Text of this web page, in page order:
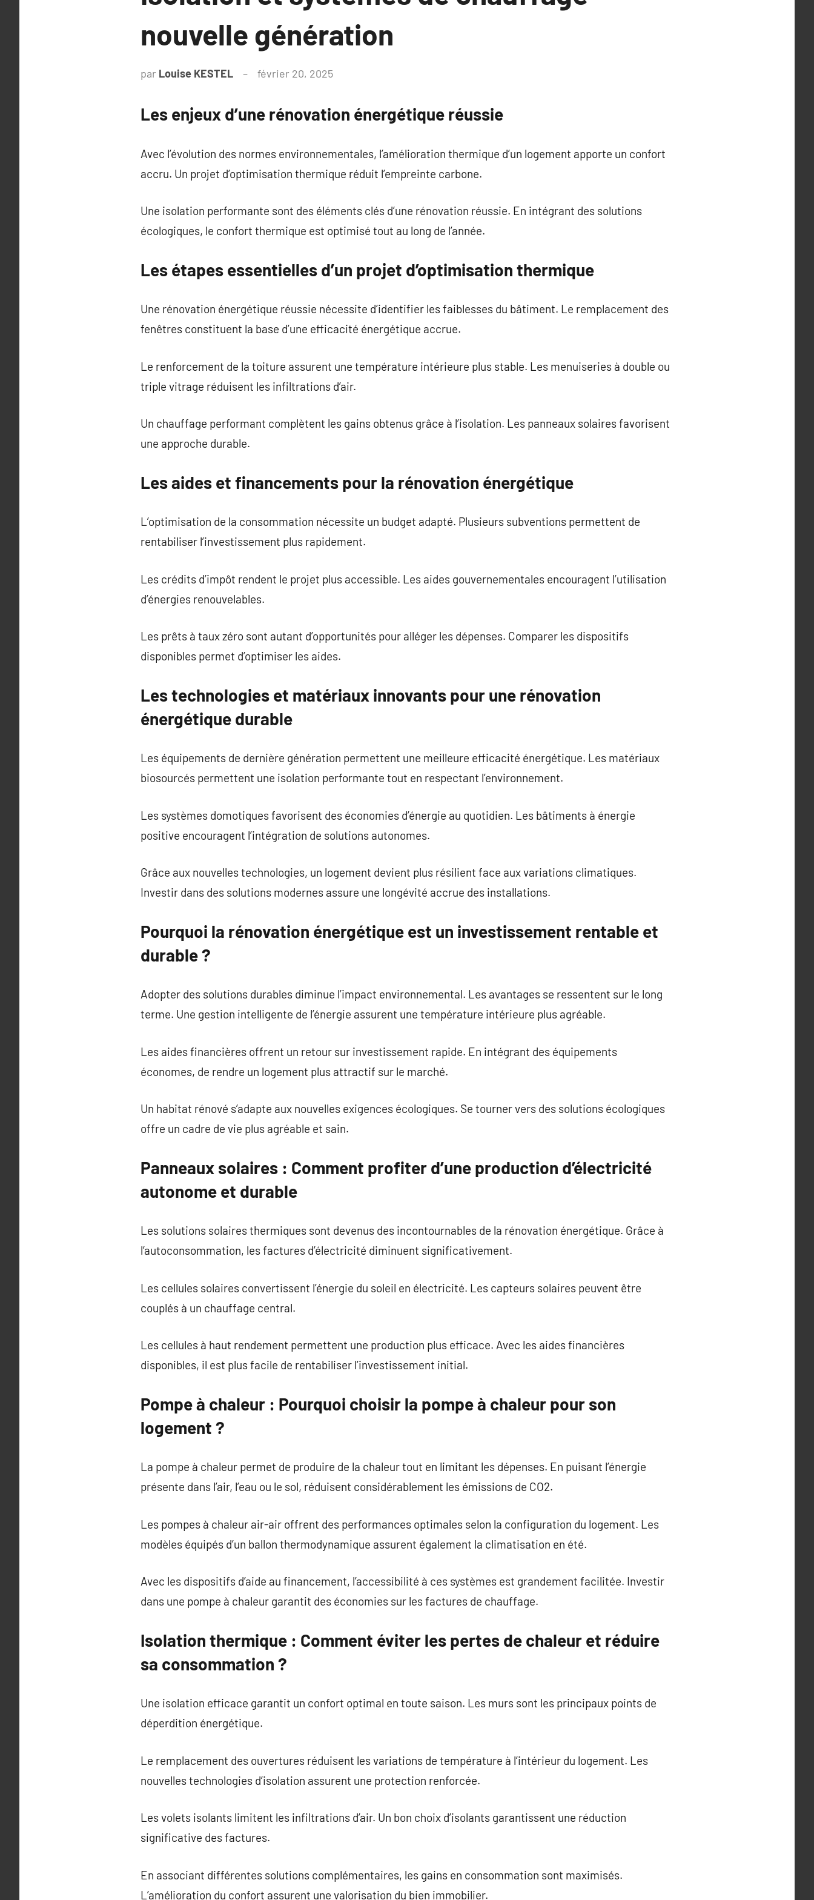
nouvelle génération
par Louise KESTEL février 20, 2025
Les enjeux d’une rénovation énergétique réussie
Avec l’évolution des normes environnementales, l’amélioration thermique d’un logement apporte un confort
accru. Un projet d’optimisation thermique réduit l’empreinte carbone.
Une isolation performante sont des éléments clés d’une rénovation réussie. En intégrant des solutions
écologiques, le confort thermique est optimisé tout au long de l’année.
Les étapes essentielles d’un projet d’optimisation thermique
Une rénovation énergétique réussie nécessite d’identifier les faiblesses du bâtiment. Le remplacement des
fenêtres constituent la base d’une efficacité énergétique accrue.
Le renforcement de la toiture assurent une température intérieure plus stable. Les menuiseries à double ou
triple vitrage réduisent les infiltrations d’air.
Un chauffage performant complètent les gains obtenus grâce à l’isolation. Les panneaux solaires favorisent
une approche durable.
Les aides et financements pour la rénovation énergétique
L’optimisation de la consommation nécessite un budget adapté. Plusieurs subventions permettent de
rentabiliser l’investissement plus rapidement.
Les crédits d’impôt rendent le projet plus accessible. Les aides gouvernementales encouragent l’utilisation
d’énergies renouvelables.
Les prêts à taux zéro sont autant d’opportunités pour alléger les dépenses. Comparer les dispositifs
disponibles permet d’optimiser les aides.
Les technologies et matériaux innovants pour une rénovation
énergétique durable
Les équipements de dernière génération permettent une meilleure efficacité énergétique. Les matériaux
biosourcés permettent une isolation performante tout en respectant l’environnement.
Les systèmes domotiques favorisent des économies d’énergie au quotidien. Les bâtiments à énergie
positive encouragent l’intégration de solutions autonomes.
Grâce aux nouvelles technologies, un logement devient plus résilient face aux variations climatiques.
Investir dans des solutions modernes assure une longévité accrue des installations.
Pourquoi la rénovation énergétique est un investissement rentable et
durable ?
Adopter des solutions durables diminue l’impact environnemental. Les avantages se ressentent sur le long
terme. Une gestion intelligente de l’énergie assurent une température intérieure plus agréable.
Les aides financières offrent un retour sur investissement rapide. En intégrant des équipements
économes, de rendre un logement plus attractif sur le marché.
Un habitat rénové s’adapte aux nouvelles exigences écologiques. Se tourner vers des solutions écologiques
offre un cadre de vie plus agréable et sain.
Panneaux solaires : Comment profiter d’une production d’électricité
autonome et durable
Les solutions solaires thermiques sont devenus des incontournables de la rénovation énergétique. Grâce à
l’autoconsommation, les factures d’électricité diminuent significativement.
Les cellules solaires convertissent l’énergie du soleil en électricité. Les capteurs solaires peuvent être
couplés à un chauffage central.
Les cellules à haut rendement permettent une production plus efficace. Avec les aides financières
disponibles, il est plus facile de rentabiliser l’investissement initial.
Pompe à chaleur : Pourquoi choisir la pompe à chaleur pour son
logement ?
La pompe à chaleur permet de produire de la chaleur tout en limitant les dépenses. En puisant l’énergie
présente dans l’air, l’eau ou le sol, réduisent considérablement les émissions de CO2.
Les pompes à chaleur air-air offrent des performances optimales selon la configuration du logement. Les
modèles équipés d’un ballon thermodynamique assurent également la climatisation en été.
Avec les dispositifs d’aide au financement, l’accessibilité à ces systèmes est grandement facilitée. Investir
dans une pompe à chaleur garantit des économies sur les factures de chauffage.
Isolation thermique : Comment éviter les pertes de chaleur et réduire
sa consommation ?
Une isolation efficace garantit un confort optimal en toute saison. Les murs sont les principaux points de
déperdition énergétique.
Le remplacement des ouvertures réduisent les variations de température à l’intérieur du logement. Les
nouvelles technologies d’isolation assurent une protection renforcée.
Les volets isolants limitent les infiltrations d’air. Un bon choix d’isolants garantissent une réduction
significative des factures.
En associant différentes solutions complémentaires, les gains en consommation sont maximisés.
L’amélioration du confort assurent une valorisation du bien immobilier.